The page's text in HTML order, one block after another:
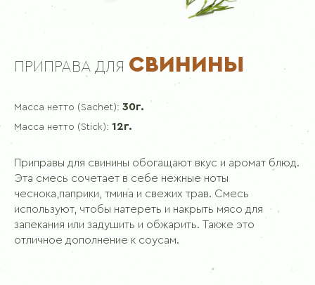
ПРИПРАВА ДЛЯ СВИНИНЫ
Масса нетто (Sachet): 30г.
Масса нетто (Stick): 12г.
Приправы для свинины обогащают вкус и аромат блюд.
Эта смесь сочетает в себе нежные ноты
чеснока,паприки, тмина и свежих трав. Смесь
используют, чтобы натереть и накрыть мясо для
запекания или задушить и обжарить. Также это
отличное дополнение к соусам.